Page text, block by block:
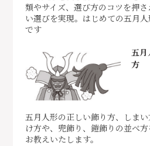
類やサイズ、選び方のコツを押
い選びを実現。はじめての五月
です
五
方
五月人形の正しい飾り方、しま
け方や、兜飾り、鎧飾りの並べ
お教えいたします。